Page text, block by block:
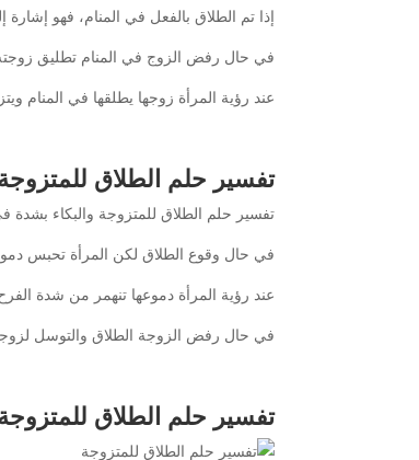
إذا تم الطلاق بالفعل في المنام، فهو
في حال رفض الزوج في المنام تطليق
عند رؤية المرأة زوجها يطلقها في المنام
تفسير حلم الطلاق للمتزوجة
تفسير حلم الطلاق للمتزوجة والبكاء بشدة
في حال وقوع الطلاق لكن المرأة تحبس
عند رؤية المرأة دموعها تنهمر من شدة
في حال رفض الزوجة الطلاق والتوسل
تفسير حلم الطلاق